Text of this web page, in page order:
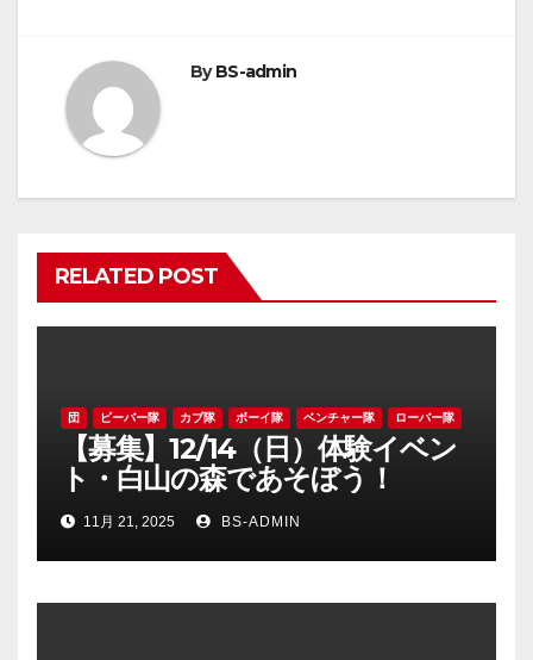
ビ
ゲ
ョ
ン
ByBS-admin
RELATED POST
団 ビーバー隊 カブ隊 ボーイ隊 ベンチャー隊 ローバー隊
【募集】12/14（日）体験イベン
ト・白山の森であそぼう！
11月 21, 2025 BS-ADMIN